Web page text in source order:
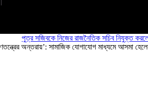
পুত্র সজিবকে নিজের রাজনৈতিক সচিব নিযুক্ত করলেন
অন্তরায়’: সামাজিক যোগাযোগ মাধ্যমে আসমা